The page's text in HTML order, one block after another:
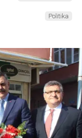
Politika